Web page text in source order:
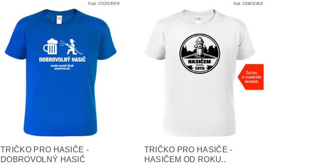
Kód: 1732/S/ERN
TRIČKO PRO HASIČE -
DOBROVOLNÝ HASIČ
Kód:2038/S/BLE
TRIČKO PRO HASIČE -
HASIČEM OD ROKU..